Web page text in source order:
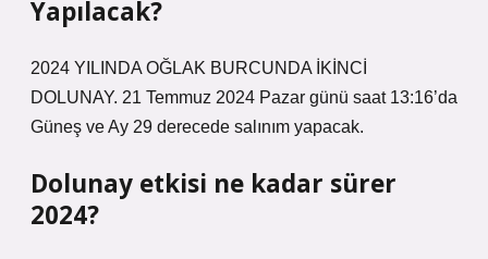
Yapılacak?
2024 YILINDA OĞLAK BURCUNDA İKİNCİ
DOLUNAY. 21 Temmuz 2024 Pazar günü saat 13:16’da
Güneş ve Ay 29 derecede salınım yapacak.
Dolunay etkisi ne kadar sürer
2024?